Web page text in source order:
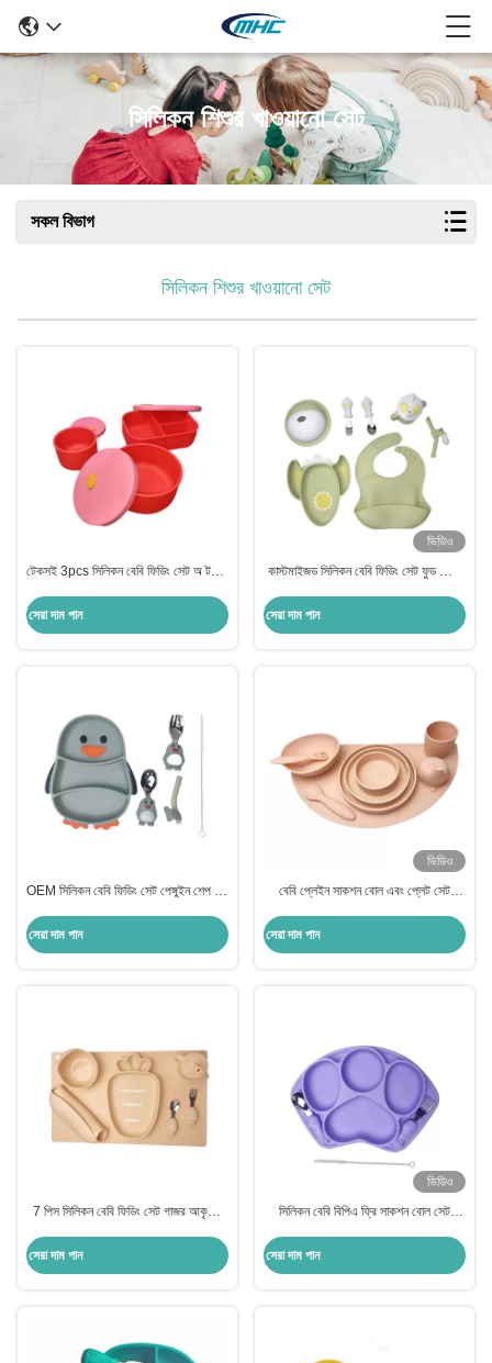
সিলিকন শিশুর খাওয়ানো সেট
সকল বিভাগ
সিলিকন শিশুর খাওয়ানো সেট
টেকসই 3pcs সিলিকন বেবি ফিডিং সেট অ টক্সিক
সেরা দাম পান
ভিডিও
কাস্টমাইজড সিলিকন বেবি ফিডিং সেট ফুড গ্রেড
সেরা দাম পান
OEM সিলিকন বেবি ফিডিং সেট পেঙ্গুইন শেপ ফুড
সেরা দাম পান
ভিডিও
বেবি প্লেইন সাকশন বোল এবং প্লেট সেট
সেরা দাম পান
7 পিস সিলিকন বেবি ফিডিং সেট গাজর আকৃতির
সেরা দাম পান
ভিডিও
সিলিকন বেবি বিপিএ ফ্রি সাকশন বোল সেট
সেরা দাম পান